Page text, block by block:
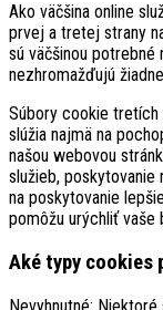
Ako väčšina online
prvej a tretej strany
sú väčšinou potrebné
nezhromažďujú
Súbory cookie tretích
slúžia najmä na
našou webovou
služieb, poskytovanie
na poskytovanie
pomôžu urýchliť vaše
Aké typy cookies